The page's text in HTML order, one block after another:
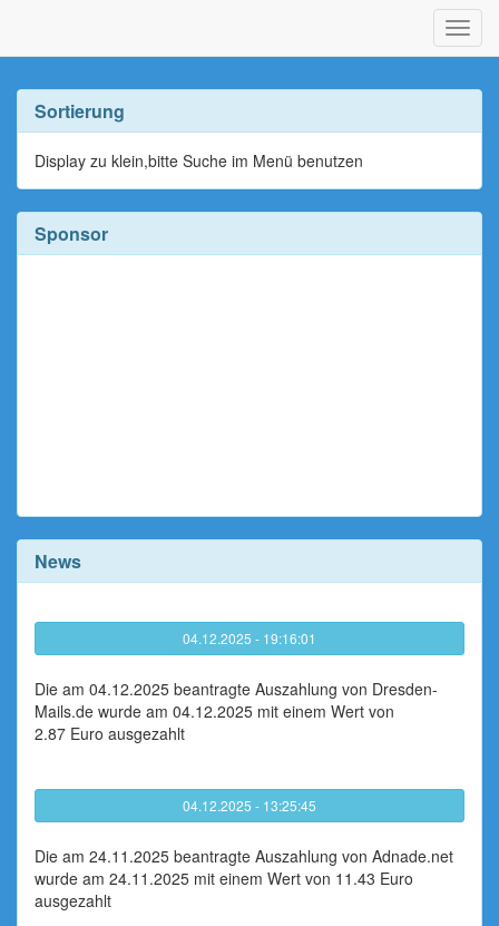
ein-/
Sortierung
Display zu klein,bitte Suche im Menü benutzen
Sponsor
News
04.12.2025 - 19:16:01
Die am 04.12.2025 beantragte Auszahlung von Dresden-
Mails.de wurde am 04.12.2025 mit einem Wert von
2.87 Euro ausgezahlt
04.12.2025 - 13:25:45
Die am 24.11.2025 beantragte Auszahlung von Adnade.net
wurde am 24.11.2025 mit einem Wert von 11.43 Euro
ausgezahlt